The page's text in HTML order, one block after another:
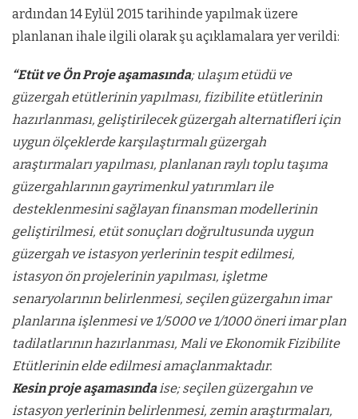
ardından 14 Eylül 2015 tarihinde yapılmak üzere
planlanan ihale ilgili olarak şu açıklamalara yer verildi:
“Etüt ve Ön Proje aşamasında; ulaşım etüdü ve
güzergah etütlerinin yapılması, fizibilite etütlerinin
hazırlanması, geliştirilecek güzergah alternatifleri için
uygun ölçeklerde karşılaştırmalı güzergah
araştırmaları yapılması, planlanan raylı toplu taşıma
güzergahlarının gayrimenkul yatırımları ile
desteklenmesini sağlayan finansman modellerinin
geliştirilmesi, etüt sonuçları doğrultusunda uygun
güzergah ve istasyon yerlerinin tespit edilmesi,
istasyon ön projelerinin yapılması, işletme
senaryolarının belirlenmesi, seçilen güzergahın imar
planlarına işlenmesi ve 1/5000 ve 1/1000 öneri imar plan
tadilatlarının hazırlanması, Mali ve Ekonomik Fizibilite
Etütlerinin elde edilmesi amaçlanmaktadır.
Kesin proje aşamasındaise; seçilen güzergahın ve
istasyon yerlerinin belirlenmesi, zemin araştırmaları,